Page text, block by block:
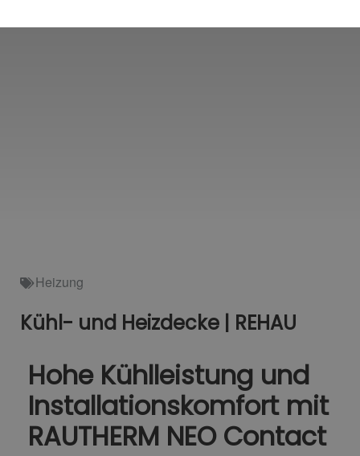
Heizung
Kühl- und Heizdecke | REHAU
Hohe Kühlleistung und
Installationskomfort mit
RAUTHERM NEO Contact